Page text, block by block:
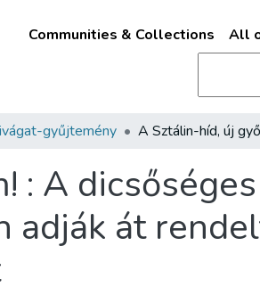
Communities & Collections All
gyűjtemény
: A
adják át